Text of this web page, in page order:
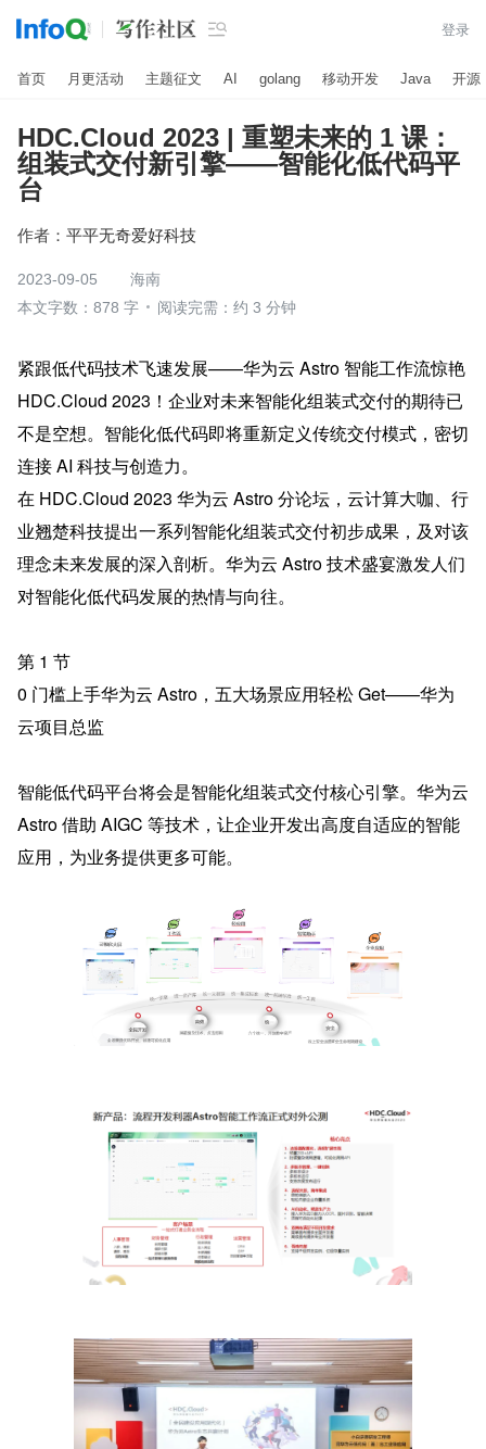
 登录
首页 月更活动 主题征文 AI golang 移动开发 Java 开源
HDC.Cloud 2023 | 重塑未来的 1 课：
组装式交付新引擎——智能化低代码平
台
作者： 平平无奇爱好科技
2023-09-05
海南
本文字数：878 字
阅读完需：约 3 分钟
紧跟低代码技术飞速发展——华为云 Astro 智能工作流惊艳
HDC.Cloud 2023！企业对未来智能化组装式交付的期待已
不是空想。智能化低代码即将重新定义传统交付模式，密切
连接 AI 科技与创造力。
在 HDC.Cloud 2023 华为云 Astro 分论坛，云计算大咖、行
业翘楚科技提出一系列智能化组装式交付初步成果，及对该
理念未来发展的深入剖析。华为云 Astro 技术盛宴激发人们
对智能化低代码发展的热情与向往。
第 1 节
0 门槛上手华为云 Astro，五大场景应用轻松 Get——华为
云项目总监
智能低代码平台将会是智能化组装式交付核心引擎。华为云
Astro 借助 AIGC 等技术，让企业开发出高度自适应的智能
应用，为业务提供更多可能。